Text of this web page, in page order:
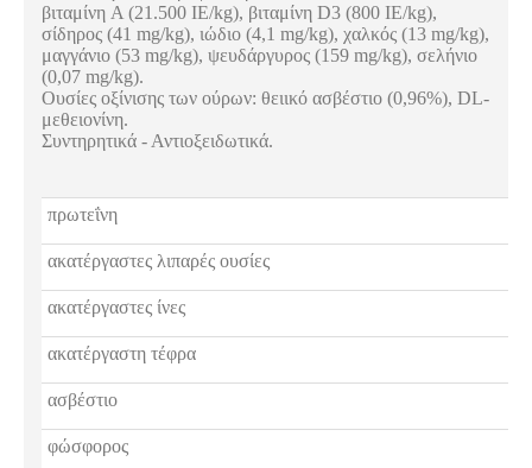
βιταμίνη A (21.500 IE/kg), βιταμίνη D3 (800 IE/kg),
σίδηρος (41 mg/kg), ιώδιο (4,1 mg/kg), χαλκός (13 mg/kg),
μαγγάνιο (53 mg/kg), ψευδάργυρος (159 mg/kg), σελήνιο
(0,07 mg/kg).
Ουσίες οξίνισης των ούρων: θειικό ασβέστιο (0,96%), DL-
μεθειονίνη.
Συντηρητικά - Αντιοξειδωτικά.
πρωτεΐνη
ακατέργαστες λιπαρές ουσίες
ακατέργαστες ίνες
ακατέργαστη τέφρα
ασβέστιο
φώσφορος